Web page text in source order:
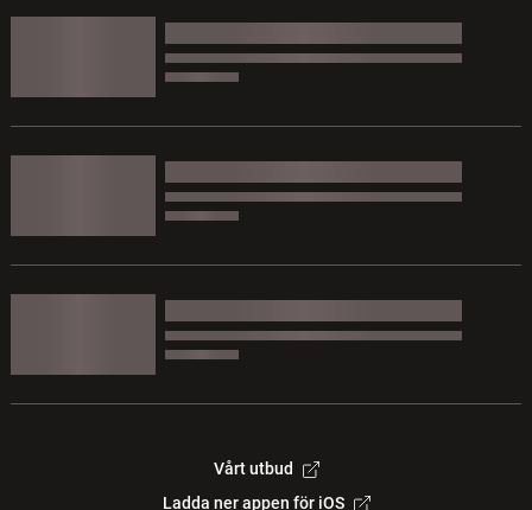
Vårt utbud
Ladda ner appen för iOS